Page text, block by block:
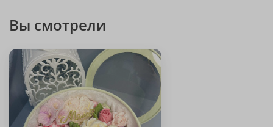
Вы смотрели